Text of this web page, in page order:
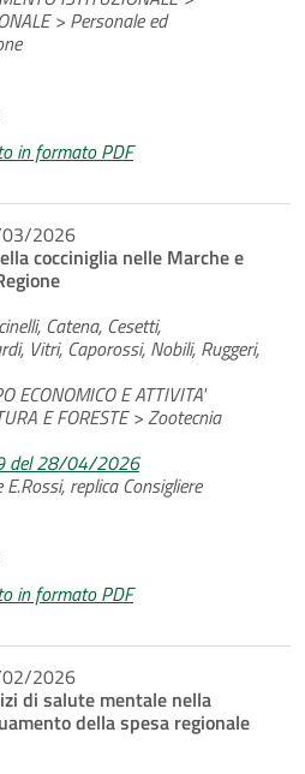
> Personale ed
in formato PDF
2026
cocciniglia nelle Marche e
Catena, Cesetti,
Vitri, Caporossi, Nobili, Ruggeri,
ECONOMICO E ATTIVITA'
E FORESTE > Zootecnia
del 28/04/2026
replica Consigliere
in formato PDF
2026
di salute mentale nella
della spesa regionale